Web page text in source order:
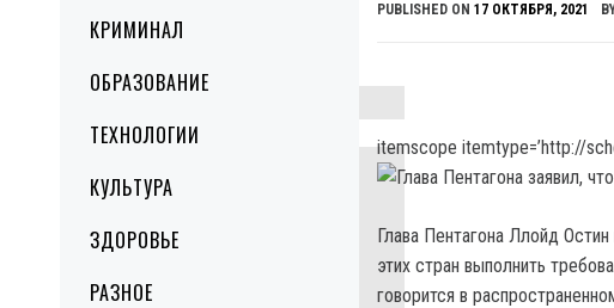
КРИМИНАЛ
ОБРАЗОВАНИЕ
ТЕХНОЛОГИИ
КУЛЬТУРА
ЗДОРОВЬЕ
РАЗНОЕ
PUBLISHED ON 17 ОКТЯБРЯ, 2021
itemscope itemtype=’http://
Глава Пентагона Ллойд
этих стран выполнить
говорится в